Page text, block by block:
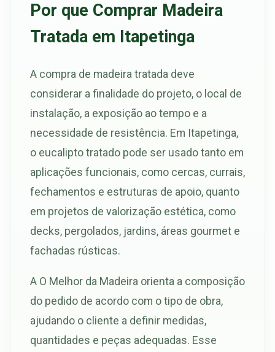
Por que Comprar Madeira
Tratada em Itapetinga
A compra de madeira tratada deve
considerar a finalidade do projeto, o local de
instalação, a exposição ao tempo e a
necessidade de resistência. Em Itapetinga,
o eucalipto tratado pode ser usado tanto em
aplicações funcionais, como cercas, currais,
fechamentos e estruturas de apoio, quanto
em projetos de valorização estética, como
decks, pergolados, jardins, áreas gourmet e
fachadas rústicas.
A O Melhor da Madeira orienta a composição
do pedido de acordo com o tipo de obra,
ajudando o cliente a definir medidas,
quantidades e peças adequadas. Esse